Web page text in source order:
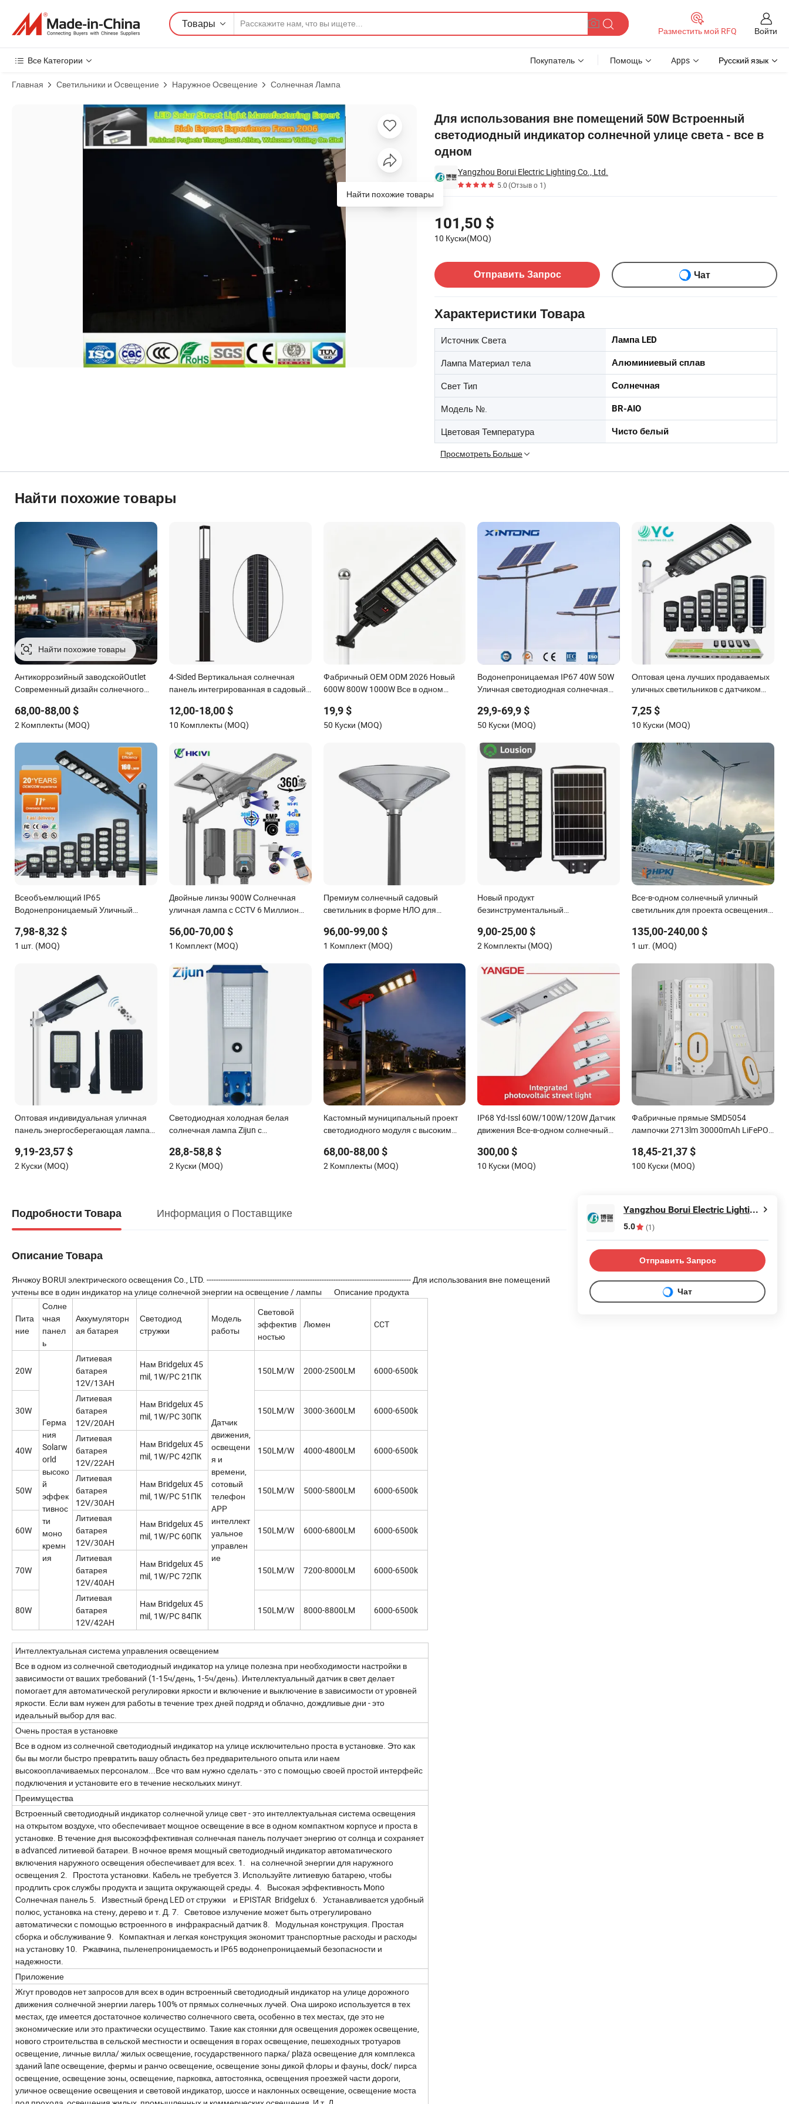
Товары
Разместить мой RFQ Войти
Все Категории Покупатель Помощь Apps Русский язык
Главная Светильники и Освещение Наружное Освещение Солнечная Лампа
Для использования вне помещений 50W Встроенный
светодиодный индикатор солнечной улице света - все в
одном
Yangzhou Borui Electric Lighting Co., Ltd.
5.0(Отзыв о 1)
Цены
101,50 $
10 Куски(MOQ)
Отправить Запрос
Чат
Характеристики Товара
Источник Света Лампа LED
Лампа Материал тела Алюминиевый сплав
Свет Тип Солнечная
Модель №. BR-AIO
Цветовая Температура Чисто белый
Просмотреть Больше
Изображения товара: Для использования вне помещений 50W Встроенный светодиодный индикатор солнечной улице света - все в одном
Найти похожие товары
Найти похожие товары
Антикоррозийный заводскойOutlet
Современный дизайн солнечного
68,00-88,00 $
2 Комплекты (MOQ)
4-Sided Вертикальная солнечная
панель интегрированная в садовый
светильник-столб IP65 Уличный
светодиодный солнечный садовый
12,00-18,00 $
10 Комплекты (MOQ)
Фабричный OEM ODM 2026 Новый
600W 800W 1000W Все в одном
Водонепроницаемый датчик
движения коммерческого
19,9 $
50 Куски (MOQ)
Водонепроницаемая IP67 40W 50W
Уличная светодиодная солнечная
сада
29,9-69,9 $
50 Куски (MOQ)
Оптовая цена лучших продаваемых
уличных светильников с датчиком
дорожек и садов, настенные и
внутренние 300W Decoration1000W
фонари
7,25 $
10 Куски (MOQ)
Всеобъемлющий IP65
Водонепроницаемый Уличный
ABS Солнечная Энергия Солнечный
Уличный Светильник Все в Одном
Уличный Светильник
7,98-8,32 $
1 шт. (MOQ)
Двойные линзы 900W Солнечная
уличная лампа с CCTV 6 Миллион
уличный светильник с камерой
Eseecloud
56,00-70,00 $
1 Комплект (MOQ)
Премиум солнечный садовый
светильник в форме НЛО для
96,00-99,00 $
1 Комплект (MOQ)
Новый продукт
безинструментальный
солнечный уличный светильник «всё
в одном» для дорог
9,00-25,00 $
2 Комплекты (MOQ)
Все-в-одном солнечный уличный
светильник для проекта освещения
135,00-240,00 $
1 шт. (MOQ)
Оптовая индивидуальная уличная
панель энергосберегающая лампа
водонепроницаемый IP65 50W 100W
120W 150W 200W ABS Все в одном
9,19-23,57 $
2 Куски (MOQ)
Светодиодная холодная белая
солнечная лампа Zijun с
светом
28,8-58,8 $
2 Куски (MOQ)
Кастомный муниципальный проект
светодиодного модуля с высоким
уличного освещения для деревни
68,00-88,00 $
2 Комплекты (MOQ)
IP68 Yd-Issl 60W/100W/120W Датчик
движения Все-в-одном солнечный
муниципальных дорог
300,00 $
10 Куски (MOQ)
Фабричные прямые SMD5054
лампочки 2713lm 30000mAh LiFePO4
солнечный уличный светильник
18,45-21,37 $
100 Куски (MOQ)
Подробности Товара Информация о Поставщике
Описание Товара
Янчжоу BORUI электрического освещения Co., LTD. --------------------------------------------------------------------------------------- Для использования вне помещений
учтены все в один индикатор на улице солнечной энергии на освещение / лампы Описание продукта
Пита
ние
Солне
чная
панел
ь
Аккумуляторн
ая батарея
Светодиод
стружки
Модель
работы
Световой
эффектив
ностью
Люмен CCT
20W
Герма
ния
Solarw
orld
высоко
й
эффек
тивнос
ти
моно
кремн
ия
Литиевая
батарея
12V/13AH
Нам Bridgelux 45
mil, 1W/PC 21ПК
Датчик
движения,
освещени
я и
времени,
сотовый
телефон
APP
интеллект
уальное
управлен
ие
150LM/W 2000-2500LM 6000-6500k
30W
Литиевая
батарея
12V/20AH
Нам Bridgelux 45
mil, 1W/PC 30ПК
150LM/W 3000-3600LM 6000-6500k
40W
Литиевая
батарея
12V/22AH
Нам Bridgelux 45
mil, 1W/PC 42ПК
150LM/W 4000-4800LM 6000-6500k
50W
Литиевая
батарея
12V/30AH
Нам Bridgelux 45
mil, 1W/PC 51ПК
150LM/W 5000-5800LM 6000-6500k
60W
Литиевая
батарея
12V/30AH
Нам Bridgelux 45
mil, 1W/PC 60ПК
150LM/W 6000-6800LM 6000-6500k
70W
Литиевая
батарея
12V/40AH
Нам Bridgelux 45
mil, 1W/PC 72ПК
150LM/W 7200-8000LM 6000-6500k
80W
Литиевая
батарея
12V/42AH
Нам Bridgelux 45
mil, 1W/PC 84ПК
150LM/W 8000-8800LM 6000-6500k
Интеллектуальная система управления освещением
Все в одном из солнечной светодиодный индикатор на улице полезна при необходимости настройки в
зависимости от ваших требований (1-15ч/день, 1-5ч/день). Интеллектуальный датчик в свет делает
помогает для автоматической регулировки яркости и включение и выключение в зависимости от уровней
яркости. Если вам нужен для работы в течение трех дней подряд и облачно, дождливые дни - это
идеальный выбор для вас.
Очень простая в установке
Все в одном из солнечной светодиодный индикатор на улице исключительно проста в установке. Это как
бы вы могли быстро превратить вашу область без предварительного опыта или наем
высокооплачиваемых персоналом...Все что вам нужно сделать - это с помощью своей простой интерфейс
подключения и установите его в течение нескольких минут.
Преимущества
Встроенный светодиодный индикатор солнечной улице свет - это интеллектуальная система освещения
на открытом воздухе, что обеспечивает мощное освещение в все в одном компактном корпусе и проста в
установке. В течение дня высокоэффективная солнечная панель получает энергию от солнца и сохраняет
в advanced литиевой батареи. В ночное время мощный светодиодный индикатор автоматического
включения наружного освещения обеспечивает для всех. 1. на солнечной энергии для наружного
освещения 2. Простота установки. Кабель не требуется 3. Используйте литиевую батарею, чтобы
продлить срок службы продукта и защита окружающей среды. 4. Высокая эффективность Mono
Солнечная панель 5. Известный бренд LED от стружки и EPISTAR Bridgelux 6. Устанавливается удобный
полюс, установка на стену, дерево и т. Д. 7. Световое излучение может быть отрегулировано
автоматически с помощью встроенного в инфракрасный датчик 8. Модульная конструкция. Простая
сборка и обслуживание 9. Компактная и легкая конструкция экономит транспортные расходы и расходы
на установку 10. Ржавчина, пыленепроницаемость и IP65 водонепроницаемый безопасности и
надежности.
Приложение
Жгут проводов нет запросов для всех в один встроенный светодиодный индикатор на улице дорожного
движения солнечной энергии лагерь 100% от прямых солнечных лучей. Она широко используется в тех
местах, где имеется достаточное количество солнечного света, особенно в тех местах, где это не
экономические или это практически осуществимо. Такие как стоянки для освещения дорожек освещение,
нового строительства в сельской местности и освещения в горах освещение, пешеходных тротуаров
освещение, личные вилла/ жилых освещение, государственного парка/ plaza освещение для комплекса
зданий lane освещение, фермы и ранчо освещение, освещение зоны дикой флоры и фауны, dock/ пирса
освещение, освещение зоны, освещение, парковка, автостоянка, освещения проезжей части дороги,
уличное освещение освещения и световой индикатор, шоссе и наклонных освещение, освещение моста
Yangzhou Borui Electric Lighting Co., Ltd.
5.0 (1)
Отправить Запрос
Чат